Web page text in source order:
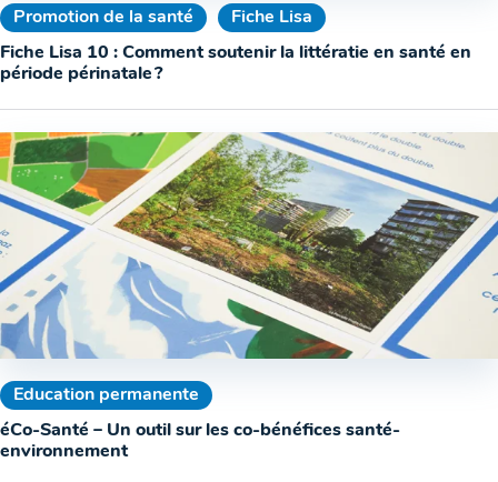
Promotion de la santé
Fiche Lisa
Fiche Lisa 10 : Comment soutenir la littératie en santé en
période périnatale ?
Education permanente
éCo-Santé – Un outil sur les co-bénéfices santé-
environnement